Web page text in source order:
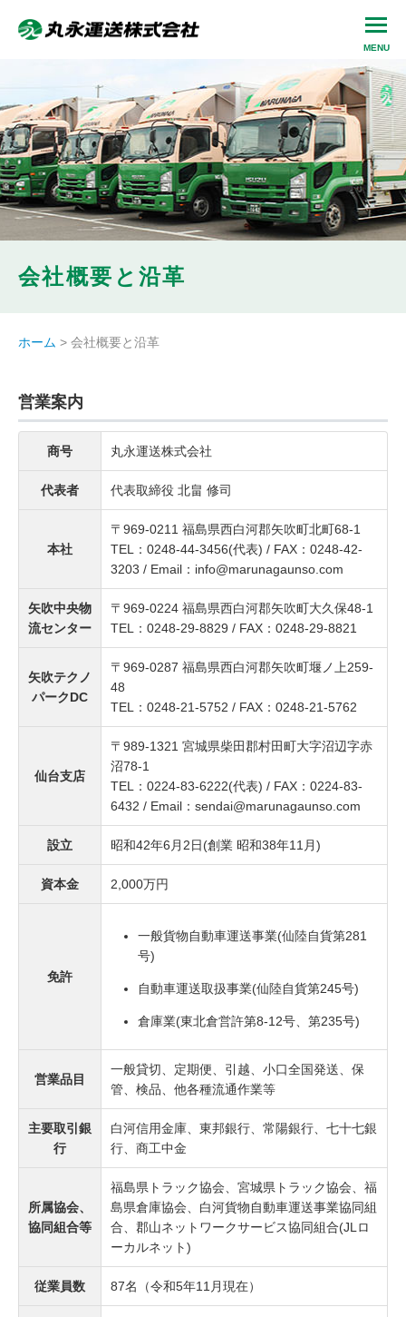
会社概要と沿革
ホーム > 会社概要と沿革
営業案内
商号 丸永運送株式会社
代表者 代表取締役 北畠 修司
本社
〒969-0211 福島県西白河郡矢吹町北町68-1
TEL：0248-44-3456(代表) / FAX：0248-42-
3203 / Email：info@marunagaunso.com
矢吹中央物
流センター
〒969-0224 福島県西白河郡矢吹町大久保48-1
TEL：0248-29-8829 / FAX：0248-29-8821
矢吹テクノ
パークDC
〒969-0287 福島県西白河郡矢吹町堰ノ上259-
48
TEL：0248-21-5752 / FAX：0248-21-5762
仙台支店
〒989-1321 宮城県柴田郡村田町大字沼辺字赤
沼78-1
TEL：0224-83-6222(代表) / FAX：0224-83-
6432 / Email：sendai@marunagaunso.com
設立 昭和42年6月2日(創業 昭和38年11月)
資本金 2,000万円
免許
一般貨物自動車運送事業(仙陸自貨第281
号)
自動車運送取扱事業(仙陸自貨第245号)
倉庫業(東北倉営許第8-12号、第235号)
営業品目
一般貸切、定期便、引越、小口全国発送、保
管、検品、他各種流通作業等
主要取引銀
行
白河信用金庫、東邦銀行、常陽銀行、七十七銀
行、商工中金
所属協会、
協同組合等
福島県トラック協会、宮城県トラック協会、福
島県倉庫協会、白河貨物自動車運送事業協同組
合、郡山ネットワークサービス協同組合(JLロ
ーカルネット)
従業員数 87名（令和5年11月現在）